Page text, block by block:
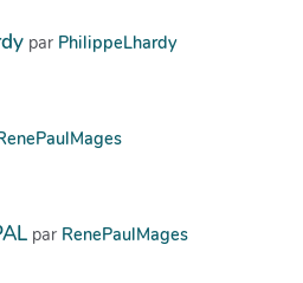
par PhilippeLhardy
par RenePaulMages